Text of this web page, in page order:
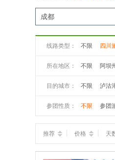
成都
线路类型： 不限 四川
所在地区： 不限 阿坝
目的城市： 不限 泸沽
参团性质： 不限 参团
推荐 价格 天